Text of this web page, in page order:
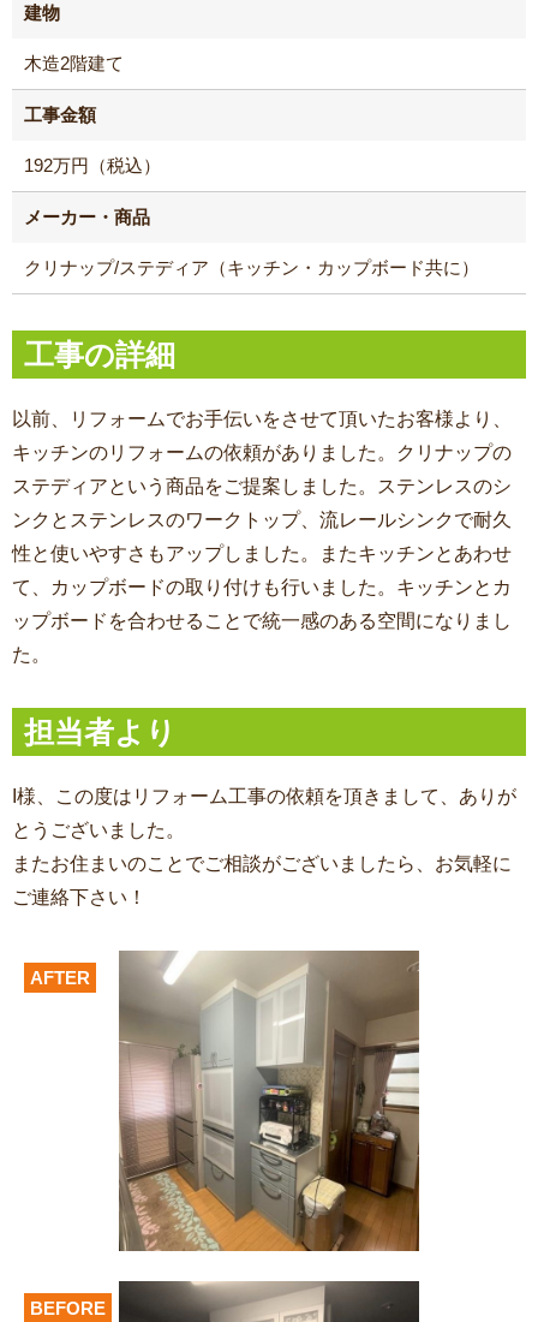
建物
木造2階建て
工事金額
192万円（税込）
メーカー・商品
クリナップ/ステディア（キッチン・カップボード共に）
工事の詳細
以前、リフォームでお手伝いをさせて頂いたお客様より、
キッチンのリフォームの依頼がありました。クリナップの
ステディアという商品をご提案しました。ステンレスのシ
ンクとステンレスのワークトップ、流レールシンクで耐久
性と使いやすさもアップしました。またキッチンとあわせ
て、カップボードの取り付けも行いました。キッチンとカ
ップボードを合わせることで統一感のある空間になりまし
た。
担当者より
I様、この度はリフォーム工事の依頼を頂きまして、ありが
とうございました。
またお住まいのことでご相談がございましたら、お気軽に
ご連絡下さい！
AFTER
BEFORE